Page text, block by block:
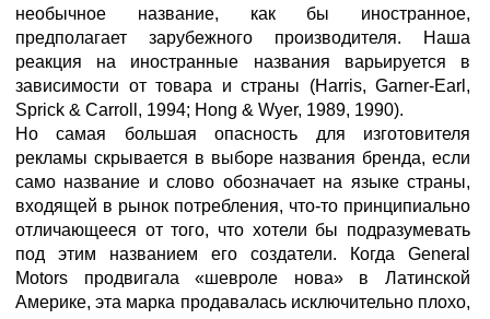
необычное название, как бы иностранное,
предполагает зарубежного производителя. Наша
реакция на иностранные названия варьируется в
зависимости от товара и страны (Harris, Garner-Earl,
Sprick & Carroll, 1994; Hong & Wyer, 1989, 1990).
Но самая большая опасность для изготовителя
рекламы скрывается в выборе названия бренда, если
само название и слово обозначает на языке страны,
входящей в рынок потребления, что-то принципиально
отличающееся от того, что хотели бы подразумевать
под этим названием его создатели. Когда General
Motors продвигала «шевроле нова» в Латинской
Америке, эта марка продавалась исключительно плохо,